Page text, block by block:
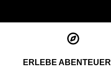
ERLEBE ABENTEUER